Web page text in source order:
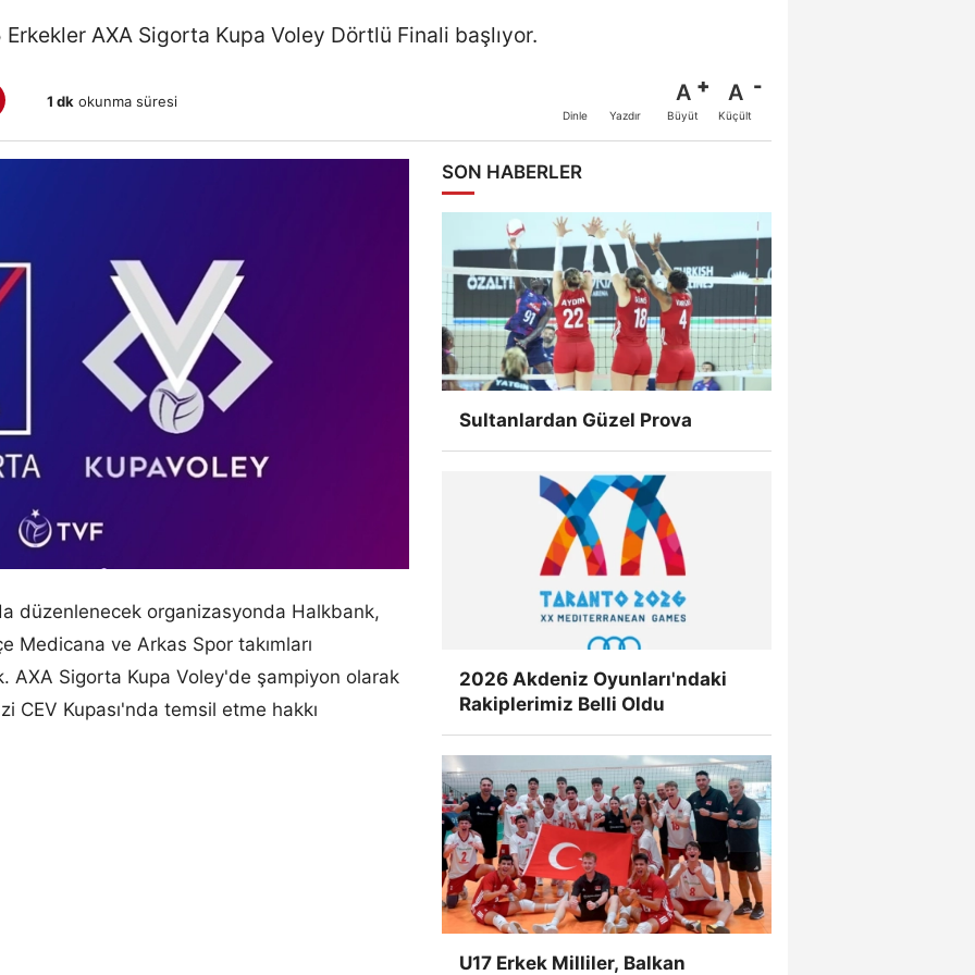
AXA Sigorta Kupa Voley Dörtlü Finali başlıyor.
1 dk okunma süresi
Dinle Yazdır
A
Büyüt
A
Küçült
düzenlenecek organizasyonda Halkbank,
Medicana ve Arkas Spor takımları
AXA Sigorta Kupa Voley'de şampiyon olarak
CEV Kupası'nda temsil etme hakkı
SON HABERLER
Sultanlardan Güzel Prova
2026 Akdeniz Oyunları'ndaki
Rakiplerimiz Belli Oldu
U17 Erkek Milliler, Balkan